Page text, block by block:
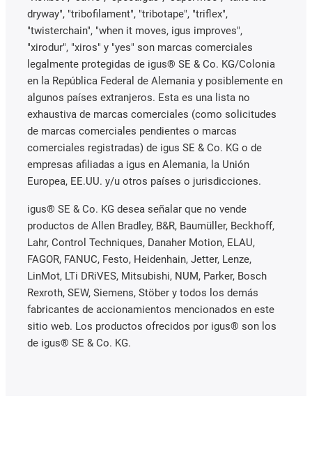
dryway", "tribofilament", "tribotape", "triflex",
"twisterchain", "when it moves, igus improves",
"xirodur", "xiros" y "yes" son marcas comerciales
legalmente protegidas de igus® SE & Co. KG/Colonia
en la República Federal de Alemania y posiblemente en
algunos países extranjeros. Esta es una lista no
exhaustiva de marcas comerciales (como solicitudes
de marcas comerciales pendientes o marcas
comerciales registradas) de igus SE & Co. KG o de
empresas afiliadas a igus en Alemania, la Unión
Europea, EE.UU. y/u otros países o jurisdicciones.
igus® SE & Co. KG desea señalar que no vende
productos de Allen Bradley, B&R, Baumüller, Beckhoff,
Lahr, Control Techniques, Danaher Motion, ELAU,
FAGOR, FANUC, Festo, Heidenhain, Jetter, Lenze,
LinMot, LTi DRiVES, Mitsubishi, NUM, Parker, Bosch
Rexroth, SEW, Siemens, Stöber y todos los demás
fabricantes de accionamientos mencionados en este
sitio web. Los productos ofrecidos por igus® son los
de igus® SE & Co. KG.